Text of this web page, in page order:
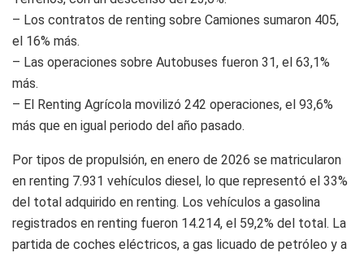
– Los contratos de renting sobre Camiones sumaron 405,
el 16% más.
– Las operaciones sobre Autobuses fueron 31, el 63,1%
más.
– El Renting Agrícola movilizó 242 operaciones, el 93,6%
más que en igual periodo del año pasado.
Por tipos de propulsión, en enero de 2026 se matricularon
en renting 7.931 vehículos diesel, lo que representó el 33%
del total adquirido en renting. Los vehículos a gasolina
registrados en renting fueron 14.214, el 59,2% del total. La
partida de coches eléctricos, a gas licuado de petróleo y a